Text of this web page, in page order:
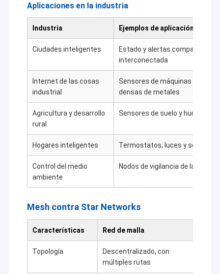
Aplicaciones en la industria
Industria Ejemplos de aplicación
Ciudades inteligentes
Estado y alertas compartidos
interconectada
Internet de las cosas
industrial
Sensores de máquinas que se
densas de metales
Agricultura y desarrollo
rural
Sensores de suelo y humedad
Hogares inteligentes Termostatos, luces y
Control del medio
ambiente
Nodos de vigilancia de la
Mesh contra Star Networks
Características Red de malla
Topología
Descentralizado, con
múltiples rutas